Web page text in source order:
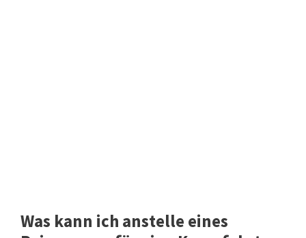
Was kann ich anstelle eines